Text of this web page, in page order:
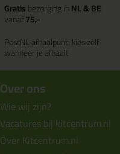
Gratisbezorging inNL & BE
vanaf75,-
PostNL afhaalpunt: kies zelf
wanneer je afhaalt
Over ons
Wie wij zijn?
Vacatures bij kitcentrum.nl
Over Kitcentrum.nl